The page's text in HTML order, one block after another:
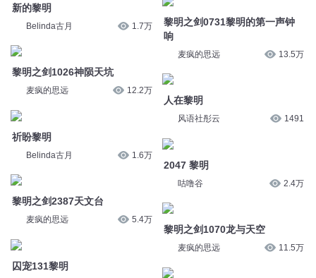
新的黎明
Belinda古月 1.7万
黎明之剑1026神陨天坑
麦疯的思远 12.2万
祈盼黎明
Belinda古月 1.6万
黎明之剑2387天文台
麦疯的思远 5.4万
囚宠131黎明
黎明之剑0731黎明的第一声钟
响
麦疯的思远 13.5万
人在黎明
风语社彤云 1491
2047 黎明
咕噜谷 2.4万
黎明之剑1070龙与天空
麦疯的思远 11.5万